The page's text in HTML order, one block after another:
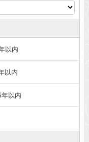
以内
以内
年以内